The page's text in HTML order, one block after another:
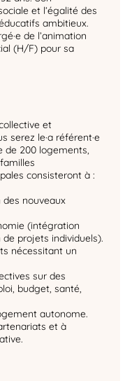
et l’égalité des
ambitieux.
de l’animation
(H/F) pour sa
et
serez le·a référent·e
de 200 logements,
consisteront à :
des nouveaux
(intégration
projets individuels).
nécessitant un
sur des
budget, santé,
autonome.
et à